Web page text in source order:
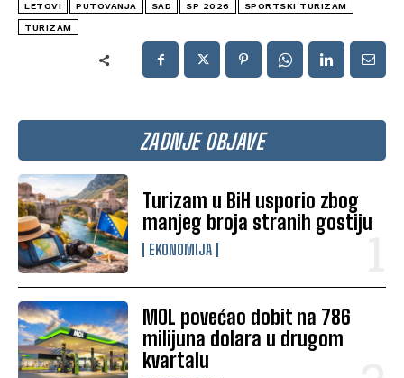
ZADNJE OBJAVE
Turizam u BiH usporio zbog
manjeg broja stranih gostiju
EKONOMIJA
MOL povećao dobit na 786
milijuna dolara u drugom
kvartalu
LETOVI PUTOVANJA SAD SP 2026 SPORTSKI TURIZAM
TURIZAM